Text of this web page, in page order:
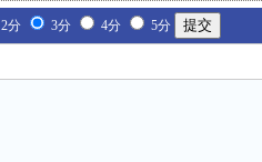
2分 3分 4分 5分